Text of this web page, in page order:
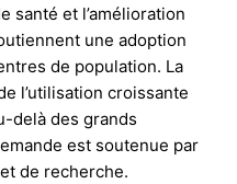
santé et l’amélioration
une adoption
de population. La
l’utilisation croissante
delà des grands
est soutenue par
de recherche.